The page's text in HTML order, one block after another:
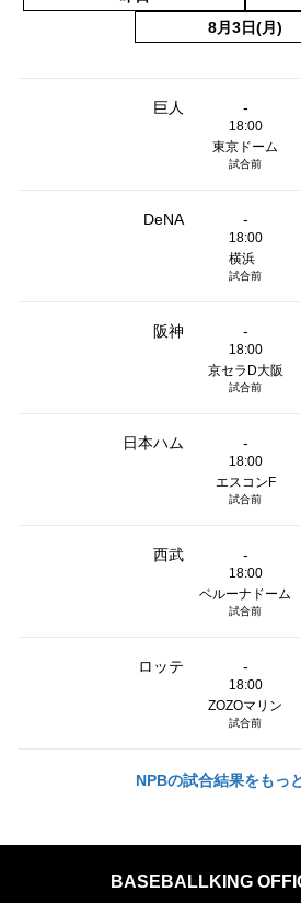
8月3日(月)
巨人 -
18:00
東京ドーム
試合前
DeNA -
18:00
横浜
試合前
阪神 -
18:00
京セラD大阪
試合前
日本ハム -
18:00
エスコンF
試合前
西武 -
18:00
ベルーナドーム
試合前
ロッテ -
18:00
ZOZOマリン
試合前
NPBの試合結果をもっ
BASEBALLKING